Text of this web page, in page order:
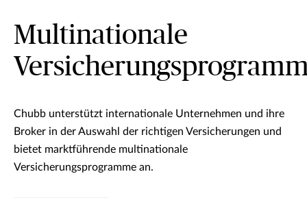
Multinationale
Chubb unterstützt internationale Unternehmen und ihre
Broker in der Auswahl der richtigen Versicherungen und
bietet marktführende multinationale
Versicherungsprogramme an.